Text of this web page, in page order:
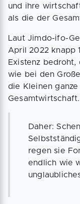
und ihre
als die der
Laut Jimdo-ifo-
April 2022 knapp
Existenz
wie bei den
die Kleinen
Gesamtwirtschaft.
Daher:
regen sie
endlich wie